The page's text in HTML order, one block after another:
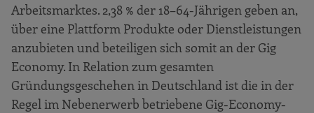
Arbeitsmarktes. 2,38 % der 18–64-Jährigen geben an,
über eine Plattform Produkte oder Dienstleistungen
anzubieten und beteiligen sich somit an der Gig
Economy. In Relation zum gesamten
Gründungsgeschehen in Deutschland ist die in der
Regel im Nebenerwerb betriebene Gig-Economy-